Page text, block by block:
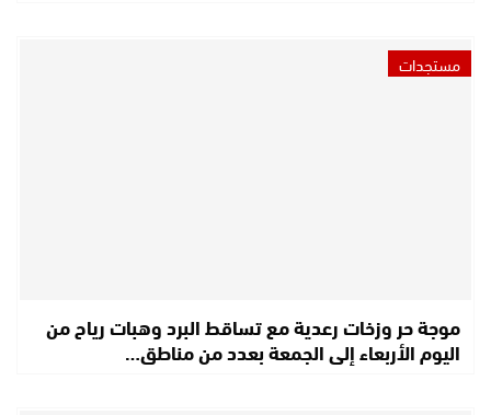
مستجدات
موجة حر وزخات رعدية مع تساقط البرد وهبات رياح من
اليوم الأربعاء إلى الجمعة بعدد من مناطق…